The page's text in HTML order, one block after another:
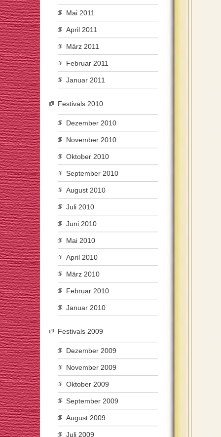
Mai 2011
April 2011
März 2011
Februar 2011
Januar 2011
Festivals 2010
Dezember 2010
November 2010
Oktober 2010
September 2010
August 2010
Juli 2010
Juni 2010
Mai 2010
April 2010
März 2010
Februar 2010
Januar 2010
Festivals 2009
Dezember 2009
November 2009
Oktober 2009
September 2009
August 2009
Juli 2009